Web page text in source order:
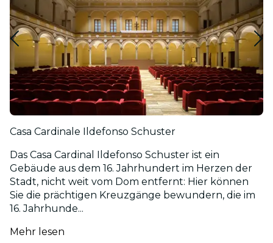
Casa Cardinale Ildefonso Schuster
Das Casa Cardinal Ildefonso Schuster ist ein
Gebäude aus dem 16. Jahrhundert im Herzen der
Stadt, nicht weit vom Dom entfernt: Hier können
Sie die prächtigen Kreuzgänge bewundern, die im
16. Jahrhunde...
Mehr lesen